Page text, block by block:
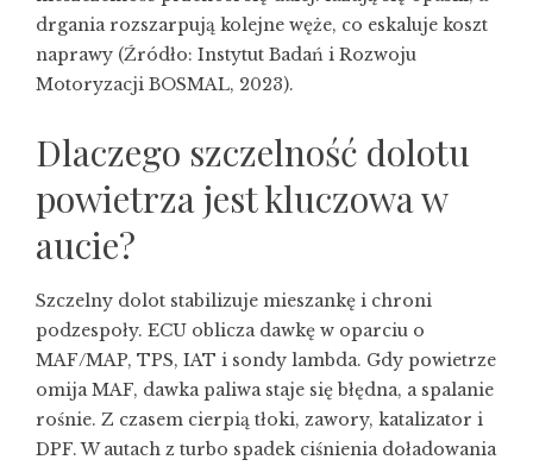
drgania rozszarpują kolejne węże, co eskaluje koszt
naprawy (Źródło: Instytut Badań i Rozwoju
Motoryzacji BOSMAL, 2023).
Dlaczego szczelność dolotu
powietrza jest kluczowa w
aucie?
Szczelny dolot stabilizuje mieszankę i chroni
podzespoły. ECU oblicza dawkę w oparciu o
MAF/MAP, TPS, IAT i sondy lambda. Gdy powietrze
omija MAF, dawka paliwa staje się błędna, a spalanie
rośnie. Z czasem cierpią tłoki, zawory, katalizator i
DPF. W autach z turbo spadek ciśnienia doładowania